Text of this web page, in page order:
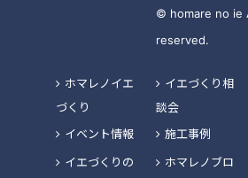
© homare no ie
reserved.
ホマレノイエ
づくり
イベント情報
イエづくりの
イエづくり相
談会
施工事例
ホマレノブロ